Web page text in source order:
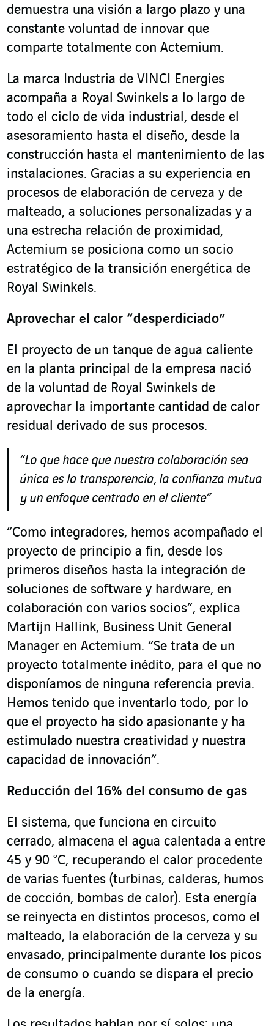
demuestra una visión a largo plazo y una
constante voluntad de innovar que
comparte totalmente con Actemium.
La marca Industria de VINCI Energies
acompaña a Royal Swinkels a lo largo de
todo el ciclo de vida industrial, desde el
asesoramiento hasta el diseño, desde la
construcción hasta el mantenimiento de las
instalaciones. Gracias a su experiencia en
procesos de elaboración de cerveza y de
malteado, a soluciones personalizadas y a
una estrecha relación de proximidad,
Actemium se posiciona como un socio
estratégico de la transición energética de
Royal Swinkels.
Aprovechar el calor “desperdiciado”
El proyecto de un tanque de agua caliente
en la planta principal de la empresa nació
de la voluntad de Royal Swinkels de
aprovechar la importante cantidad de calor
residual derivado de sus procesos.
“Lo que hace que nuestra colaboración sea
única es la transparencia, la confianza mutua
y un enfoque centrado en el cliente”
“Como integradores, hemos acompañado el
proyecto de principio a fin, desde los
primeros diseños hasta la integración de
soluciones de software y hardware, en
colaboración con varios socios”, explica
Martijn Hallink, Business Unit General
Manager en Actemium. “Se trata de un
proyecto totalmente inédito, para el que no
disponíamos de ninguna referencia previa.
Hemos tenido que inventarlo todo, por lo
que el proyecto ha sido apasionante y ha
estimulado nuestra creatividad y nuestra
capacidad de innovación”.
Reducción del 16% del consumo de gas
El sistema, que funciona en circuito
cerrado, almacena el agua calentada a entre
45 y 90 °C, recuperando el calor procedente
de varias fuentes (turbinas, calderas, humos
de cocción, bombas de calor). Esta energía
se reinyecta en distintos procesos, como el
malteado, la elaboración de la cerveza y su
envasado, principalmente durante los picos
de consumo o cuando se dispara el precio
de la energía.